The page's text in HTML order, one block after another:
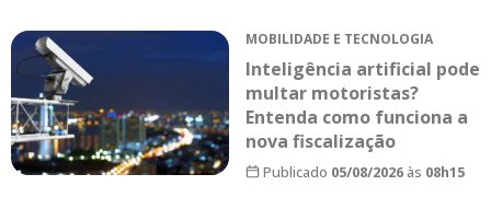
MOBILIDADE E TECNOLOGIA
Inteligência artificial pode
multar motoristas?
Entenda como funciona a
nova fiscalização
Publicado 05/08/2026às 08h15